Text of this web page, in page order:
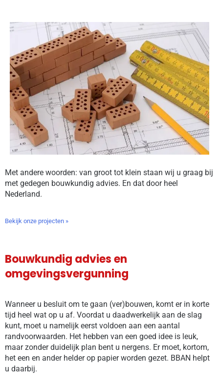
Met andere woorden: van groot tot klein staan wij u graag bij
met gedegen bouwkundig advies. En dat door heel
Nederland.
Bekijk onze projecten »
Bouwkundig advies en
omgevingsvergunning
Wanneer u besluit om te gaan (ver)bouwen, komt er in korte
tijd heel wat op u af. Voordat u daadwerkelijk aan de slag
kunt, moet u namelijk eerst voldoen aan een aantal
randvoorwaarden. Het hebben van een goed idee is leuk,
maar zonder duidelijk plan bent u nergens. Er moet, kortom,
het een en ander helder op papier worden gezet. BBAN helpt
u daarbij.